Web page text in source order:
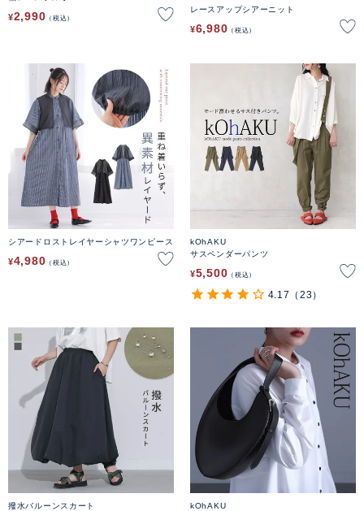
¥2,990 税込
レースアップシアーニット
¥6,980 税込
シアードロストレイヤーシャツワンピース
¥4,980 税込
kOhAKU
サスペンダーパンツ
¥5,500 税込
4.17 （23）
撥水バルーンスカート
kOhAKU